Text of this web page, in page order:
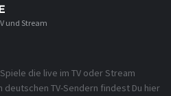
und Stream
die live im TV oder Stream
TV-Sendern findest Du hier